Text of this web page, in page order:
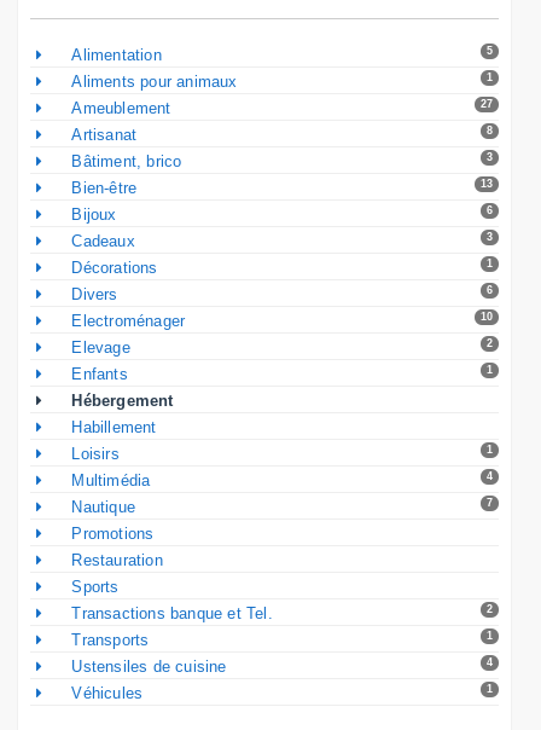
5
Alimentation
1
Aliments pour animaux
27
Ameublement
8
Artisanat
3
Bâtiment, brico
13
Bien-être
6
Bijoux
3
Cadeaux
1
Décorations
6
Divers
10
Electroménager
2
Elevage
1
Enfants
Hébergement
Habillement
1
Loisirs
4
Multimédia
7
Nautique
Promotions
Restauration
Sports
2
Transactions banque et Tel.
1
Transports
4
Ustensiles de cuisine
1
Véhicules